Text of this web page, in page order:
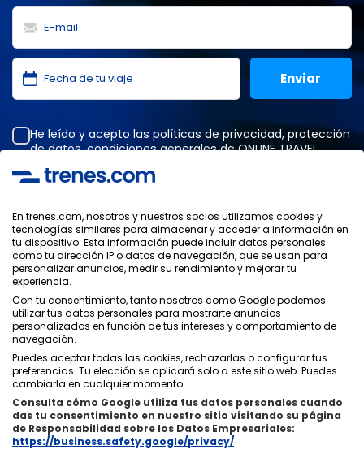
He leído y acepto las políticas de privacidad, protección
de datos,condiciones generalesde ONLINE TRAVEL
Política de Privacidad
Condiciones Generales
Política de Cookies
Aviso Legal
Quiénes Somos ixigo
Copyright © Trenes.com. Todos los derechos reservados.
En trenes.com, nosotros y nuestros socios utilizamos cookies y
tecnologías similares para almacenar y acceder a información en
tu dispositivo. Esta información puede incluir datos personales
como tu dirección IP o datos de navegación, que se usan para
personalizar anuncios, medir su rendimiento y mejorar tu
experiencia.
Con tu consentimiento, tanto nosotros como Google podemos
utilizar tus datos personales para mostrarte anuncios
personalizados en función de tus intereses y comportamiento de
navegación.
Puedes aceptar todas las cookies, rechazarlas o configurar tus
preferencias. Tu elección se aplicará solo a este sitio web. Puedes
cambiarla en cualquier momento.
Consulta cómo Google utiliza tus datos personales cuando
das tu consentimiento en nuestro sitio visitando su página
de Responsabilidad sobre los Datos Empresariales:
https://business.safety.google/privacy/